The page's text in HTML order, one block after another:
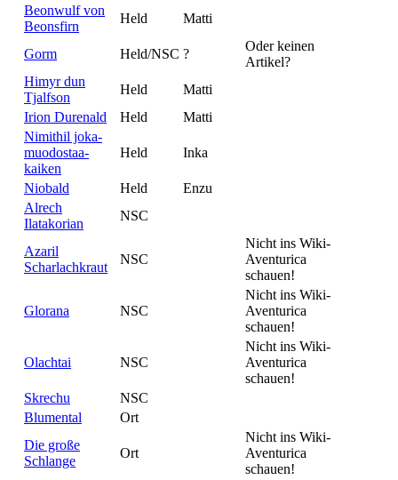
Beonwulf von
Beonsfirn
Held Matti
Gorm Held/NSC ?
Oder keinen
Artikel?
Himyr dun
Tjalfson
Held
Matti
Irion Durenald
Held
Matti
Nimithil joka-
muodostaa-
kaiken
Held Inka
Niobald Held
Enzu
Alrech
Ilatakorian
NSC
Azaril
Scharlachkraut
NSC
Nicht ins Wiki-
Aventurica
schauen!
Glorana NSC
Nicht ins Wiki-
Aventurica
schauen!
Olachtai NSC
Nicht ins Wiki-
Aventurica
schauen!
Skrechu
NSC
Blumental
Ort
Die große
Schlange
Ort
Nicht ins Wiki-
Aventurica
schauen!